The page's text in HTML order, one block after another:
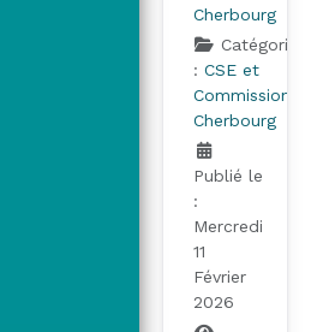
Cherbourg
Catégorie
: CSE et
Commissions
Cherbourg
Publié le
:
Mercredi
11
Février
2026